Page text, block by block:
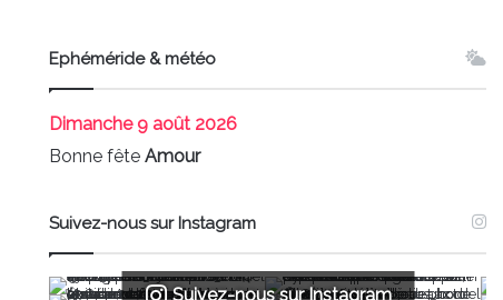
Ephéméride & météo
Dimanche9 août 2026
Bonne fêteAmour
Suivez-nous sur Instagram
Suivez-nous sur Instagram